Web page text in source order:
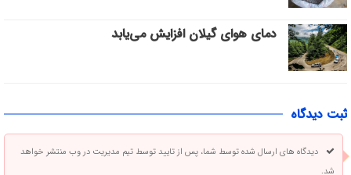
دمای هوای گیلان افزایش می‌یابد
ثبت دیدگاه
دیدگاه های ارسال شده توسط شما، پس از تایید توسط تیم مدیریت در وب منتشر خواهد
شد.